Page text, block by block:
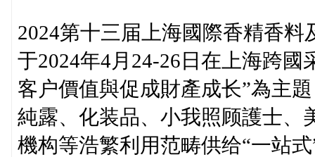
2024第十三届上海國際香精香料
于2024年4月24-26日在上海跨國
客户價值與促成財產成长”為主
純露、化装品、小我照顾護士、
機构等浩繁利用范畴供给“一站